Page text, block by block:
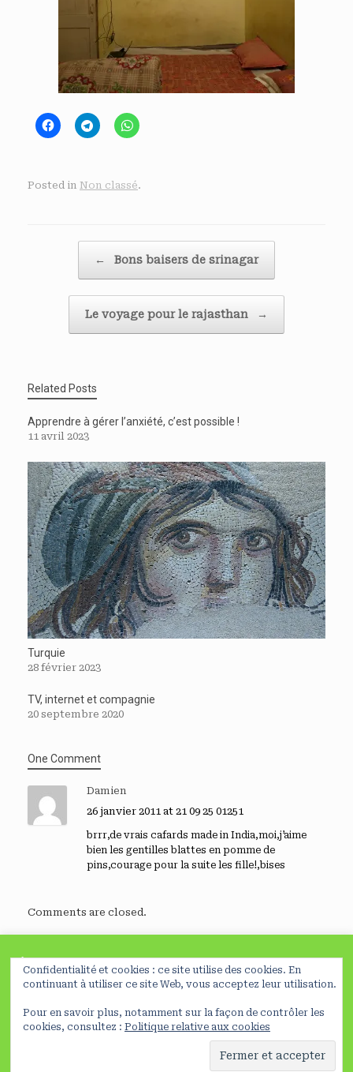
Posted in Non classé.
← Bons baisers de srinagar
Le voyage pour le rajasthan →
Related Posts
Apprendre à gérer l’anxiété, c’est possible !
11 avril 2023
Turquie
28 février 2023
TV, internet et compagnie
20 septembre 2020
One Comment
Damien
26 janvier 2011 at 21 09 25 01251
brrr,de vrais cafards made in India,moi,j’aime
bien les gentilles blattes en pomme de
pins,courage pour la suite les fille!,bises
Comments are closed.
©ClaraDelpas, 2026Mentions légales
Theme
À lire avant de poursuivre
En poursuivant votre navigation sur ce site, vous acceptez
statistiques et d’études d’usage
Préferences
Confidentialité et cookies : ce site utilise des cookies. En
continuant à utiliser ce site Web, vous acceptez leur utilisation.
Pour en savoir plus, notamment sur la façon de contrôler les
cookies, consultez : Politique relative aux cookies